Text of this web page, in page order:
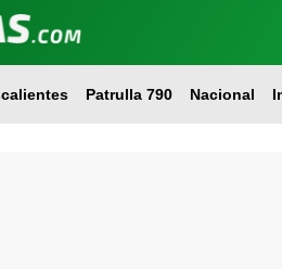
Patrulla 790 Nacional